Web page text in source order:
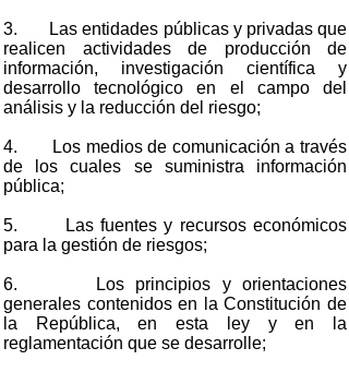
3. Las entidades públicas y privadas que
realicen actividades de producción de
información, investigación científica y
desarrollo tecnológico en el campo del
análisis y la reducción del riesgo;
4. Los medios de comunicación a través
de los cuales se suministra información
pública;
5. Las fuentes y recursos económicos
para la gestión de riesgos;
6. Los principios y orientaciones
generales contenidos en la Constitución de
la República, en esta ley y en la
reglamentación que se desarrolle;